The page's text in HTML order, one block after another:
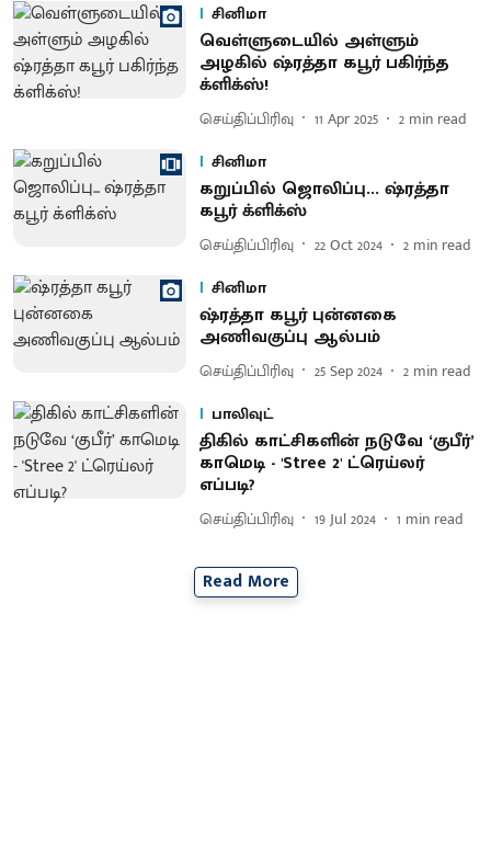
சினிமா
வெள்ளுடையில் அள்ளும்
அழகில் ஷ்ரத்தா கபூர் பகிர்ந்த
க்ளிக்ஸ்!
செய்திப்பிரிவு 11 Apr 2025 2 min read
சினிமா
கறுப்பில் ஜொலிப்பு... ஷ்ரத்தா
கபூர் க்ளிக்ஸ்
செய்திப்பிரிவு 22 Oct 2024 2 min read
சினிமா
ஷ்ரத்தா கபூர் புன்னகை
அணிவகுப்பு ஆல்பம்
செய்திப்பிரிவு 25 Sep 2024 2 min read
பாலிவுட்
திகில் காட்சிகளின் நடுவே ‘குபீர்’
காமெடி - 'Stree 2' ட்ரெய்லர்
எப்படி?
செய்திப்பிரிவு 19 Jul 2024 1 min read
Read More